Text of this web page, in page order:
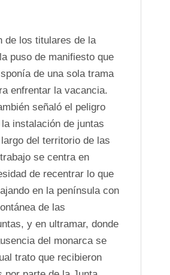
de los titulares de la
puso de manifiesto que
de una sola trama
enfrentar la vacancia.
señaló el peligro
instalación de juntas
del territorio de las
se centra en
de recentrar lo que
en la península con
de las
y en ultramar, donde
del monarca se
trato que recibieron